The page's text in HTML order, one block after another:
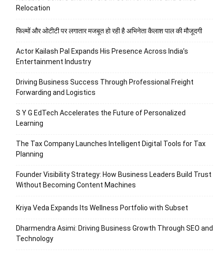
Relocation
फिल्मों और ओटीटी पर लगातार मजबूत हो रही है अभिनेता कैलाश पाल की मौजूदगी
Actor Kailash Pal Expands His Presence Across India’s
Entertainment Industry
Driving Business Success Through Professional Freight
Forwarding and Logistics
S Y G EdTech Accelerates the Future of Personalized
Learning
The Tax Company Launches Intelligent Digital Tools for Tax
Planning
Founder Visibility Strategy: How Business Leaders Build Trust
Without Becoming Content Machines
Kriya Veda Expands Its Wellness Portfolio with Subset
Dharmendra Asimi: Driving Business Growth Through SEO and
Technology